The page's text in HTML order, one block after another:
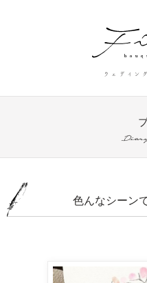
ウェディン
色んなシーン